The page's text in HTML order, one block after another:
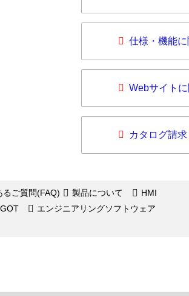
仕様・機能
Webサイト
カタログ請求
るご質問(FAQ) 製品について
HMI
エンジニアリングソフトウェア